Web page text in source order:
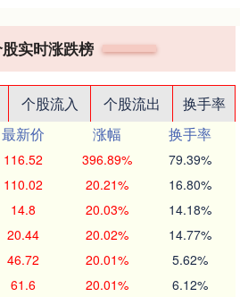
实时涨跌榜
个股流入 个股流出
换手率
最新价 涨幅
换手率
116.52 396.89% 79.39%
110.02 20.21% 16.80%
14.8 20.03% 14.18%
20.44 20.02% 14.77%
46.72 20.01% 5.62%
61.6 20.01% 6.12%